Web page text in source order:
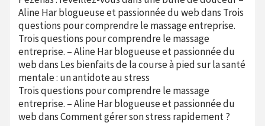
Aline Har blogueuse et passionnée du webdans Trois
questions pour comprendre le massage entreprise.
Trois questions pour comprendre le massage
entreprise. – Aline Har blogueuse et passionnée du
webdans Les bienfaits de la course à pied sur la santé
mentale : un antidote au stress
Trois questions pour comprendre le massage
entreprise. – Aline Har blogueuse et passionnée du
webdansComment gérer son stress rapidement ?